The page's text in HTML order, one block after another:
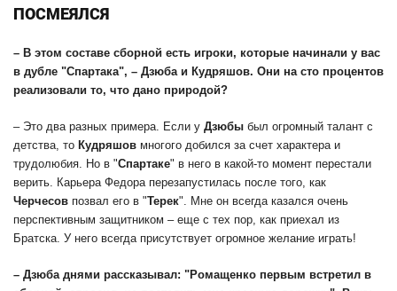
ПОСМЕЯЛСЯ
– В этом составе сборной есть игроки, которые начинали у вас
в дубле "Спартака", – Дзюба и Кудряшов. Они на сто процентов
реализовали то, что дано природой?
– Это два разных примера. Если у Дзюбы был огромный талант с
детства, то Кудряшов многого добился за счет характера и
трудолюбия. Но в "Спартаке" в него в какой-то момент перестали
верить. Карьера Федора перезапустилась после того, как
Черчесов позвал его в "Терек". Мне он всегда казался очень
перспективным защитником – еще с тех пор, как приехал из
Братска. У него всегда присутствует огромное желание играть!
– Дзюба днями рассказывал: "Ромащенко первым встретил в